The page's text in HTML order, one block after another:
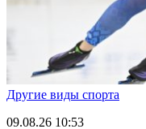
Другие виды спорта
09.08.26 10:53